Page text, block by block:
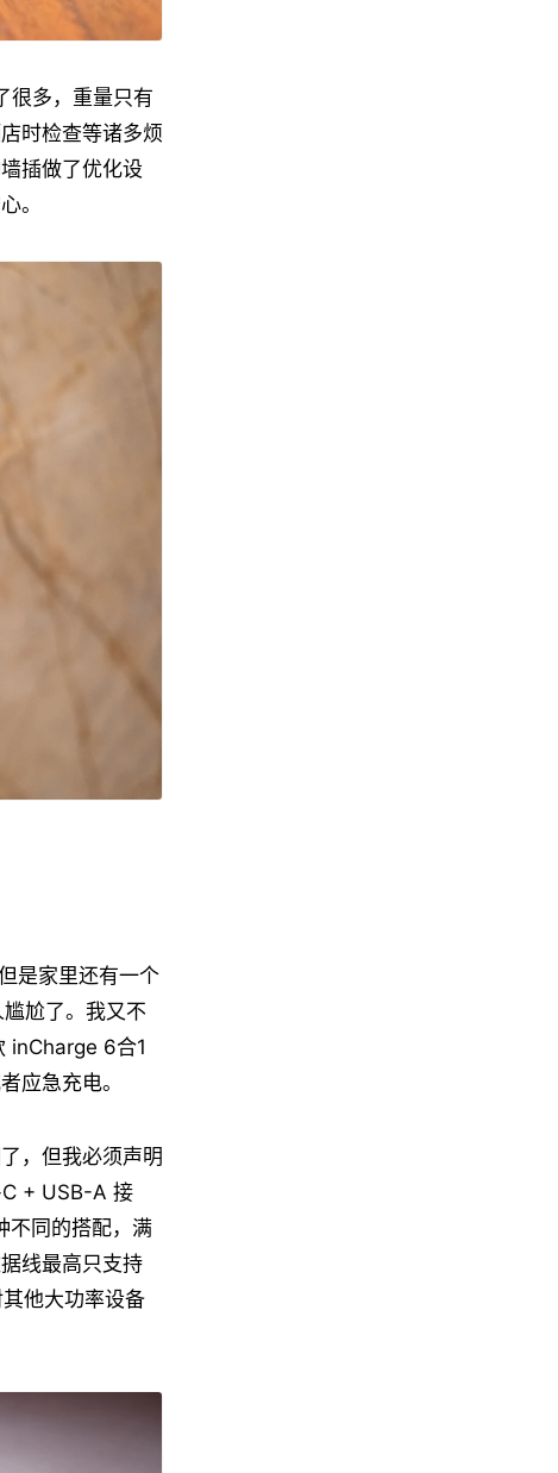
很多，重量只有
时检查等诸多烦
插做了优化设
。
是家里还有一个
尬了。我又不
inCharge 6合1
应急充电。
，但我必须声明
+ USB-A 接
不同的搭配，满
线最高只支持
他大功率设备